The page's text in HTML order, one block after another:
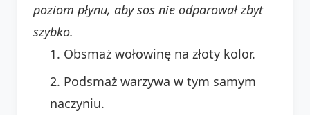
poziom płynu, aby sos nie odparował zbyt
szybko.
Obsmaż wołowinę na złoty kolor.
Podsmaż warzywa w tym samym
naczyniu.